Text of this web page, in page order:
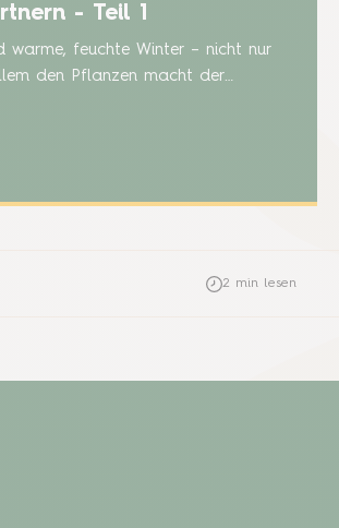
- Teil 1
warme, feuchte Winter – nicht nur
den Pflanzen macht der
knicken in Sturm und
2 min lesen